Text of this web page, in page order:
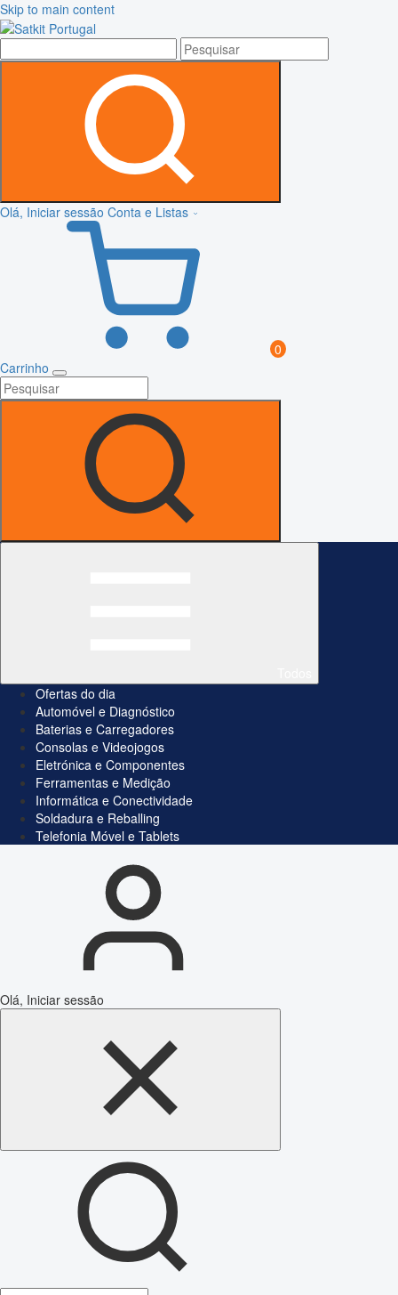
Skip to main content
Olá, Iniciar sessão Conta e Listas
0
Carrinho
Ofertas do dia
Automóvel e Diagnóstico
Baterias e Carregadores
Consolas e Videojogos
Eletrónica e Componentes
Ferramentas e Medição
Informática e Conectividade
Soldadura e Reballing
Telefonia Móvel e Tablets
Olá, Iniciar sessão